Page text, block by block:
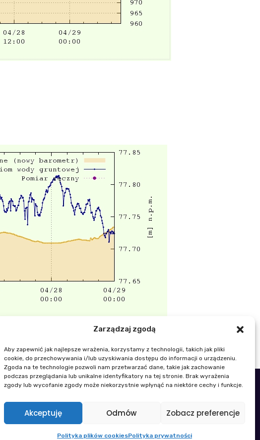
Zarządzaj zgodą
Aby zapewnić jak najlepsze wrażenia, korzystamy z technologii, takich jak pliki
cookie, do przechowywania i/lub uzyskiwania dostępu do informacji o urządzeniu.
Zgoda na te technologie pozwoli nam przetwarzać dane, takie jak zachowanie
podczas przeglądania lub unikalne identyfikatory na tej stronie. Brak wyrażenia
zgody lub wycofanie zgody może niekorzystnie wpłynąć na niektóre cechy i funkcje.
Akceptuję Odmów Zobacz preferencje
Polityka plików cookiesPolityka prywatności
E-mail: igik@igik.edu.pl
Plan równości płci
Polityka plików cookies